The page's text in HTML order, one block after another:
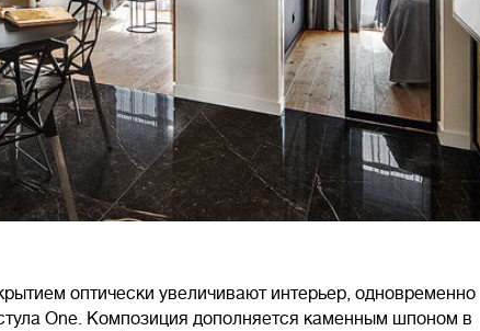
оптически увеличивают интерьер, одновременно
One. Композиция дополняется каменным шпоном в